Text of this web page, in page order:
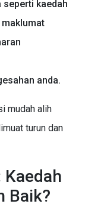
seperti kaedah
anda.
mudah alih
turun dan
Baik?